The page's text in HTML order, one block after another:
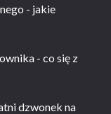
- jakie
- co się z
dzwonek na